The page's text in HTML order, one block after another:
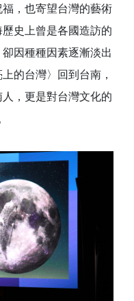
，也寄望台灣的藝術
史上曾是各國造訪的
因種種因素逐漸淡出
的台灣〉回到台南，
，更是對台灣文化的